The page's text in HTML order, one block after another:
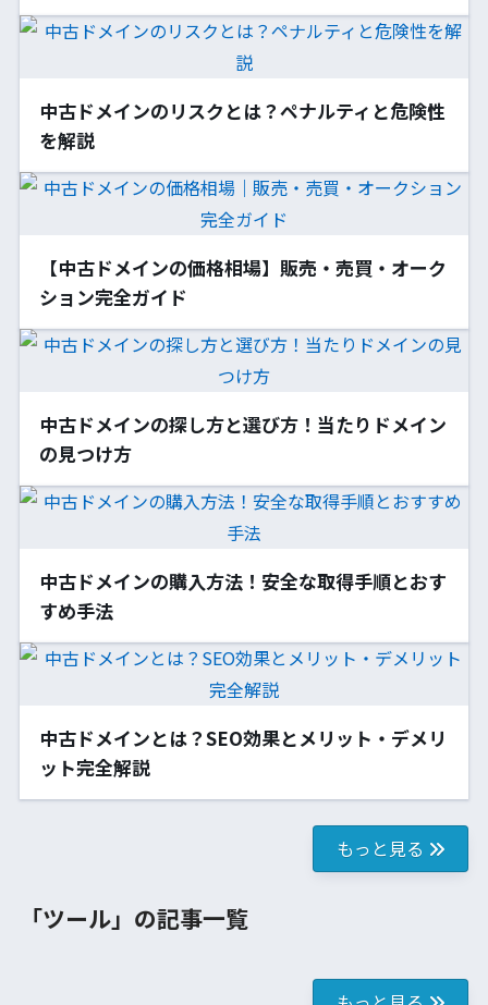
中古ドメインのリスクとは？ペナルティと危険性
を解説
【中古ドメインの価格相場】販売・売買・オーク
ション完全ガイド
中古ドメインの探し方と選び方！当たりドメイン
の見つけ方
中古ドメインの購入方法！安全な取得手順とおす
すめ手法
中古ドメインとは？SEO効果とメリット・デメリ
ット完全解説
もっと見る
「ツール」の記事一覧